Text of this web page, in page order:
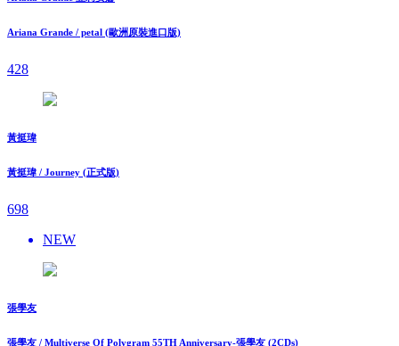
Ariana Grande / petal (歐洲原裝進口版)
428
黃挺瑋
黃挺瑋 / Journey (正式版)
698
NEW
張學友
張學友 / Multiverse Of Polygram 55TH Anniversary-張學友 (2CDs)